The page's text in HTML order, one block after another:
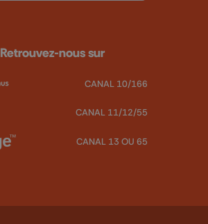
Retrouvez-nous sur
CANAL 10/166
CANAL 11/12/55
CANAL 13 OU 65